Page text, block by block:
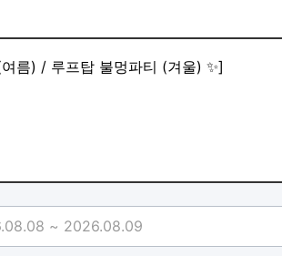
름) / 루프탑 불멍파티 (겨울) ✨]